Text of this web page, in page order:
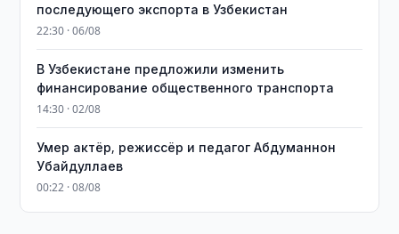
последующего экспорта в Узбекистан
22:30 · 06/08
В Узбекистане предложили изменить
финансирование общественного транспорта
14:30 · 02/08
Умер актёр, режиссёр и педагог Абдуманнон
Убайдуллаев
00:22 · 08/08